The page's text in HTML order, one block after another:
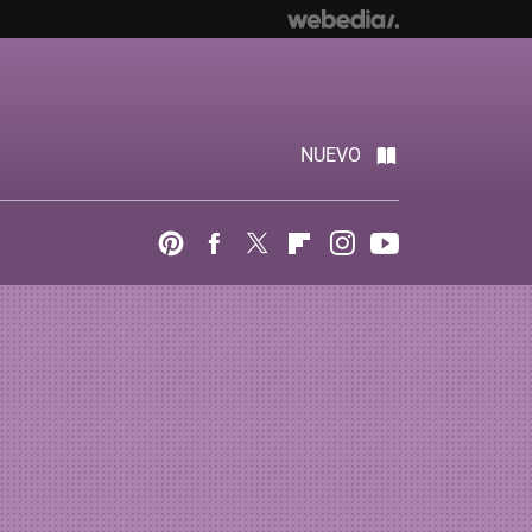
NUEVO
PinterestFacebook
Twitter FlipboardInstagram